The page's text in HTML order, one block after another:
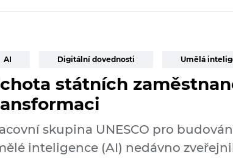
AI Digitální dovednosti Umělá
státních
skupina UNESCO pro
inteligence (AI) nedávno